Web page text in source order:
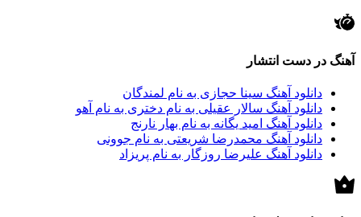
آهنگ در دست انتشار
دانلود آهنگ سینا حجازی به نام لمندگان
دانلود آهنگ سالار عقیلی به نام دختری به نام آهو
دانلود آهنگ امید یگانه به نام بهار نارنج
دانلود آهنگ محمدرضا شریعتی به نام جوونی
دانلود آهنگ علیرضا روزگار به نام پریزاد